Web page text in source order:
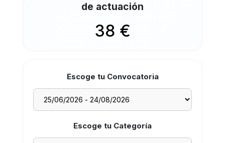
de actuación
38 €
Escoge tu Convocatoria
Escoge tu Categoría